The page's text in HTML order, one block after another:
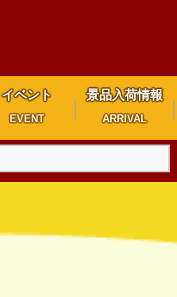
イベント
EVENT
景品入荷情報
ARRIVAL